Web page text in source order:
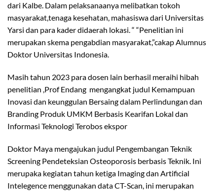
dari Kalbe. Dalam pelaksanaanya melibatkan tokoh
masyarakat,tenaga kesehatan, mahasiswa dari Universitas
Yarsi dan para kader didaerah lokasi. “ “Penelitian ini
merupakan skema pengabdian masyarakat,”cakap Alumnus
Doktor Universitas Indonesia.
Masih tahun 2023 para dosen lain berhasil meraihi hibah
penelitian ,Prof Endang mengangkat judul Kemampuan
Inovasi dan keunggulan Bersaing dalam Perlindungan dan
Branding Produk UMKM Berbasis Kearifan Lokal dan
Informasi Teknologi Terobos ekspor
Doktor Maya mengajukan judul Pengembangan Teknik
Screening Pendeteksian Osteoporosis berbasis Teknik. Ini
merupaka kegiatan tahun ketiga Imaging dan Artificial
Intelegence menggunakan data CT-Scan, ini merupakan